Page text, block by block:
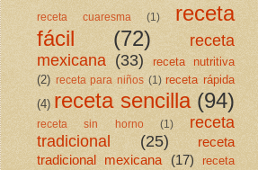
receta cuaresma (1)
receta
fácil
(72)
receta
mexicana (33)
receta nutritiva
(2) receta para niños (1) receta rápida
(4) receta sencilla (94)
receta sin horno (1)
receta
tradicional
(25)
receta
tradicional mexicana
(17)
receta